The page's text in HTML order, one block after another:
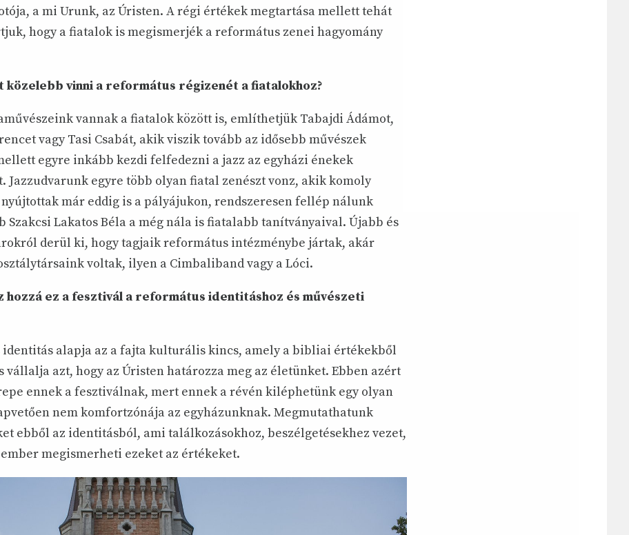
a mi Urunk, az Úristen. A régi értékek megtartása mellett tehát
hogy a fiatalok is megismerjék a református zenei hagyomány
közelebb vinni a református régizenét a fiatalokhoz?
vannak a fiatalok között is, említhetjük Tabajdi Ádámot,
vagy Tasi Csabát, akik viszik tovább az idősebb művészek
egyre inkább kezdi felfedezni a jazz az egyházi énekek
Jazzudvarunk egyre több olyan fiatal zenészt vonz, akik komoly
már eddig is a pályájukon, rendszeresen fellép nálunk
Lakatos Béla a még nála is fiatalabb tanítványaival. Újabb és
derül ki, hogy tagjaik református intézménybe jártak, akár
voltak, ilyen a Cimbaliband vagy a Lóci.
ez a fesztivál a református identitáshoz és művészeti
alapja az a fajta kulturális kincs, amely a bibliai értékekből
vállalja azt, hogy az Úristen határozza meg az életünket. Ebben azért
ennek a fesztiválnak, mert ennek a révén kiléphetünk egy olyan
nem komfortzónája az egyházunknak. Megmutathatunk
ebből az identitásból, ami találkozásokhoz, beszélgetésekhez vezet,
megismerheti ezeket az értékeket.